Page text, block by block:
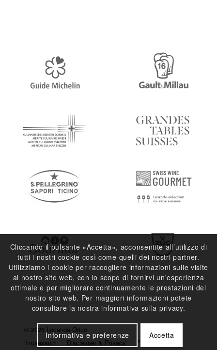
© 2026 Locanda Orico
Impressum
Disclaimer & Privacy Press e Media
Cliccando il pulsante «Accetta», acconsentite all’utilizzo di
tutti i nostri cookie così come quelli dei nostri partner.
Utilizziamo i cookie per raccogliere informazioni sulle visite
al nostro sito web, con lo scopo di fornirvi un'esperienza
ottimale e per migliorare continuamente le prestazioni del
nostro sito web. Per maggiori informazioni potete
consultare la nostra informativa sulla privacy.
Informativa e preferenze Accetta